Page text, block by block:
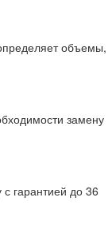
объемы,
замену
гарантией до 36